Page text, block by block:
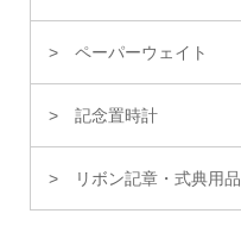
ペーパーウェイト
記念置時計
リボン記章・式典用品